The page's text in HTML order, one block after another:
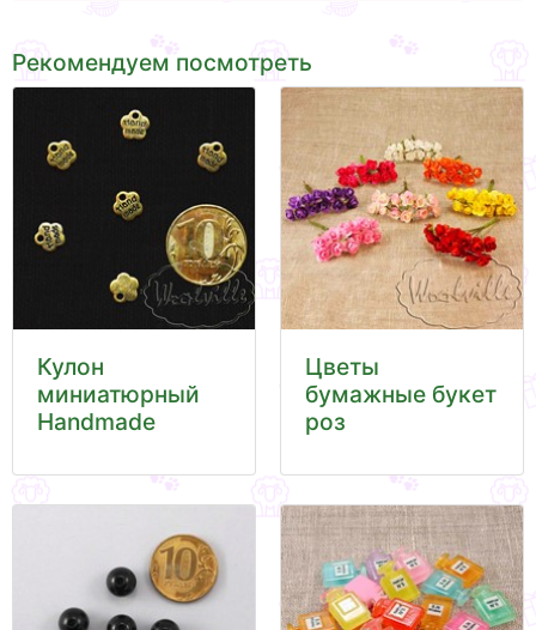
Рекомендуем посмотреть
Кулон
миниатюрный
Handmade
Цветы
бумажные букет
роз